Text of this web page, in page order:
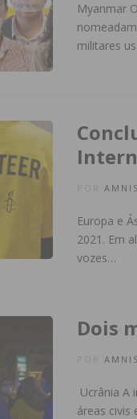
Myanmar
militares
Europa e
2021. Em
vozes…
Dois
Ucrânia A
áreas civis